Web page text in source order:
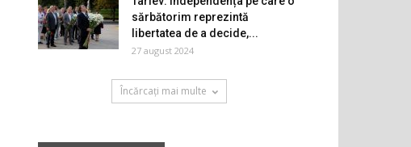
sărbătorim reprezintă
libertatea de a decide,...
27 august 2024
Încărcați mai multe